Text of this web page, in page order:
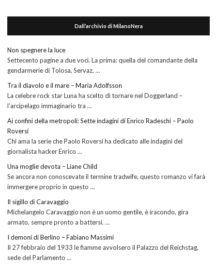
Dall’archivio di MilanoNera
Non spegnere la luce
Settecento pagine a due voci. La prima: quella del comandante della
gendarmerie di Tolosa, Servaz, …
Tra il diavolo e il mare – Maria Adolfsson
La celebre rock star Luna ha scelto di tornare nel Doggerland –
l’arcipelago immaginario tra …
Ai confini della metropoli: Sette indagini di Enrico Radeschi – Paolo
Roversi
Chi ama la serie che Paolo Roversi ha dedicato alle indagini del
giornalista hacker Enrico …
Una moglie devota – Liane Child
Se ancora non conoscevate il termine tradwife, questo romanzo vi farà
immergere proprio in questo …
Il sigillo di Caravaggio
Michelangelo Caravaggio non è un uomo gentile, è iracondo, gira
armato, sempre pronto a battersi. …
I demoni di Berlino – Fabiano Massimi
Il 27 febbraio del 1933 le fiamme avvolsero il Palazzo del Reichstag,
sede del Parlamento …